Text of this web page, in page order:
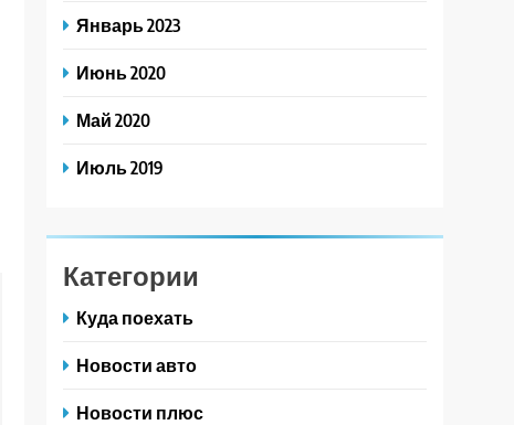
Январь 2023
Июнь 2020
Май 2020
Июль 2019
Категории
Куда поехать
Новости авто
Новости плюс